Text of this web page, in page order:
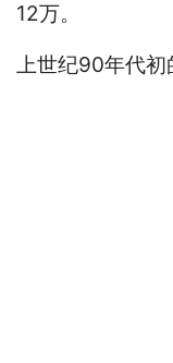
12万。
上世纪90年代初